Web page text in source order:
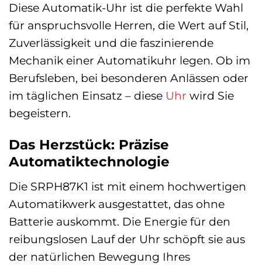
Diese Automatik-Uhr ist die perfekte Wahl
für anspruchsvolle Herren, die Wert auf Stil,
Zuverlässigkeit und die faszinierende
Mechanik einer Automatikuhr legen. Ob im
Berufsleben, bei besonderen Anlässen oder
im täglichen Einsatz – diese Uhr wird Sie
begeistern.
Das Herzstück: Präzise
Automatiktechnologie
Die SRPH87K1 ist mit einem hochwertigen
Automatikwerk ausgestattet, das ohne
Batterie auskommt. Die Energie für den
reibungslosen Lauf der Uhr schöpft sie aus
der natürlichen Bewegung Ihres